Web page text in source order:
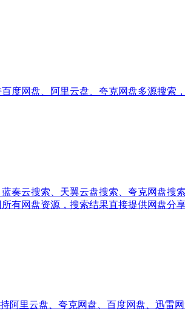
度网盘、阿里云盘、夸克网盘多源搜索
奏云搜索、天翼云盘搜索、夸克网盘搜
有网盘资源，搜索结果直接提供网盘分
里云盘、夸克网盘、百度网盘、迅雷